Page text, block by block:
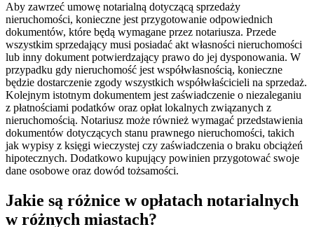
Aby zawrzeć umowę notarialną dotyczącą sprzedaży
nieruchomości, konieczne jest przygotowanie odpowiednich
dokumentów, które będą wymagane przez notariusza. Przede
wszystkim sprzedający musi posiadać akt własności nieruchomości
lub inny dokument potwierdzający prawo do jej dysponowania. W
przypadku gdy nieruchomość jest współwłasnością, konieczne
będzie dostarczenie zgody wszystkich współwłaścicieli na sprzedaż.
Kolejnym istotnym dokumentem jest zaświadczenie o niezaleganiu
z płatnościami podatków oraz opłat lokalnych związanych z
nieruchomością. Notariusz może również wymagać przedstawienia
dokumentów dotyczących stanu prawnego nieruchomości, takich
jak wypisy z księgi wieczystej czy zaświadczenia o braku obciążeń
hipotecznych. Dodatkowo kupujący powinien przygotować swoje
dane osobowe oraz dowód tożsamości.
Jakie są różnice w opłatach notarialnych
w różnych miastach?